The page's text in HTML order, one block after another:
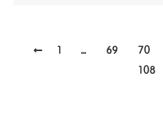
1 … 69 70
108